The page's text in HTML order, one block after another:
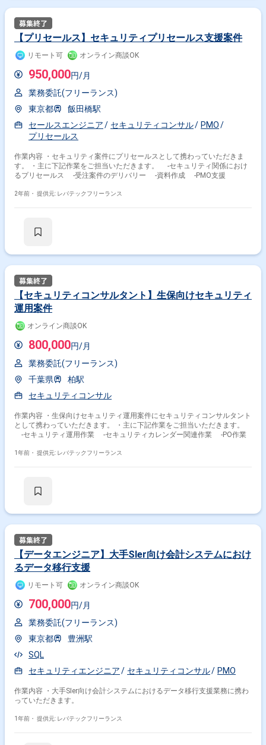
【プリセールス】セキュリティプリセールス支援案件
リモート可 オンライン商談OK
950,000円/月
業務委託(フリーランス)
東京都
飯田橋駅
セールスエンジニア
セキュリティコンサル
PMO
プリセールス
作業内容 ・セキュリティ案件にプリセールスとして携わっていただきま
す。 ・主に下記作業をご担当いただきます。 -セキュリティ関係におけ
るプリセールス -受注案件のデリバリー -資料作成 -PMO支援
2年前・ 提供元: レバテックフリーランス
【セキュリティコンサルタント】生保向けセキュリティ
運用案件
オンライン商談OK
800,000円/月
業務委託(フリーランス)
千葉県
柏駅
セキュリティコンサル
作業内容 ・生保向けセキュリティ運用案件にセキュリティコンサルタント
として携わっていただきます。 ・主に下記作業をご担当いただきます。
-セキュリティ運用作業 -セキュリティカレンダー関連作業 -PO作業
1年前・ 提供元: レバテックフリーランス
【データエンジニア】大手SIer向け会計システムにおけ
るデータ移行支援
リモート可 オンライン商談OK
700,000円/月
業務委託(フリーランス)
東京都
豊洲駅
SQL
セキュリティエンジニア
セキュリティコンサル PMO
作業内容 ・大手SIer向け会計システムにおけるデータ移行支援業務に携わ
っていただきます。
1年前・ 提供元: レバテックフリーランス